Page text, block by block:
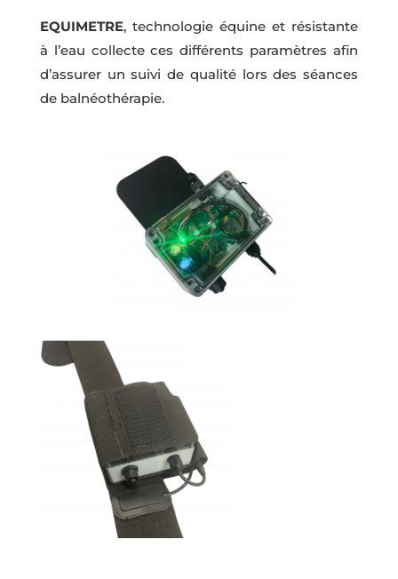
EQUIMETRE, technologie équine et résistante
à l’eau collecte ces différents paramètres afin
d’assurer un suivi de qualité lors des séances
de balnéothérapie.